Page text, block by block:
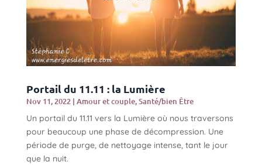
Portail du 11.11 : la Lumière
Nov 11, 2022| Amour et couple,Santé/bien Être
Un portail du 11.11 vers la Lumière où nous traversons
pour beaucoup une phase de décompression. Une
période de purge, de nettoyage intense, tant le jour
que la nuit.